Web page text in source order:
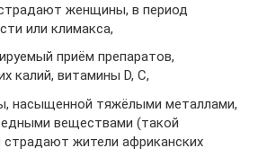
женщины, в период
или климакса,
приём препаратов,
калий, витамины D, С,
насыщенной тяжёлыми металлами,
веществами (такой
страдают жители африканских